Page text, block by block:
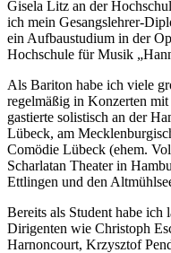
Gisela Litz an der
ich mein Gesangslehrer-
ein Aufbaustudium in der
Hochschule für Musik
Als Bariton habe ich viele
regelmäßig in Konzerten
gastierte solistisch an der
Lübeck, am
Comödie Lübeck (ehem.
Scharlatan Theater in
Ettlingen und den
Bereits als Student habe
Dirigenten wie Christoph
Harnoncourt, Krzysztof